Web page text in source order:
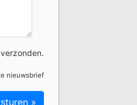
nieuwsbrief